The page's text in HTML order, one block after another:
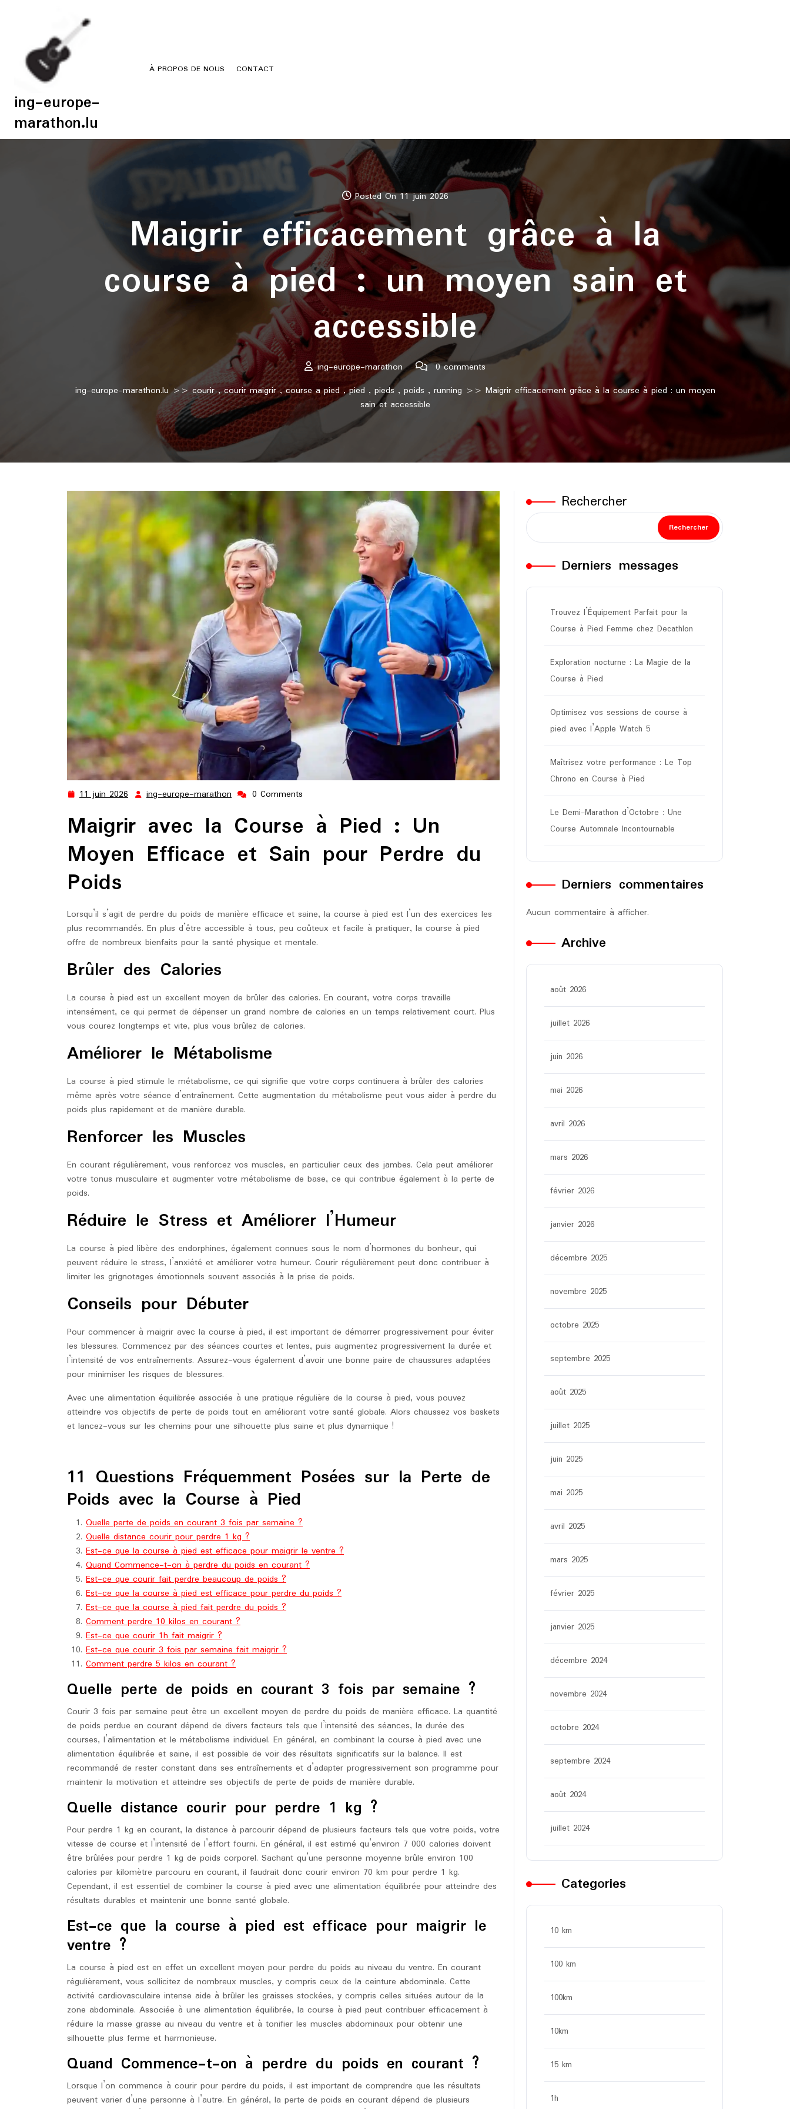
ing-europe-
marathon.lu
À PROPOS DE NOUS CONTACT
Posted On 11 juin 2026
Maigrir efficacement grâce à la
course à pied : un moyen sain et
accessible
ing-europe-marathon
0 comments
ing-europe-marathon.lu>> courir,courir maigrir,course a pied,pied , pieds, poids , running >> Maigrir efficacement grâce à la course à pied : un moyen
sain et accessible
11 juin 2026 11
2026
ing-europe-marathon ing-
marathon
0 Comments
Maigrir avec la Course à Pied : Un
Moyen Efficace et Sain pour Perdre du
Poids
Lorsqu’il s’agit de perdre du poids de manière efficace et saine, la course à pied est l’un des exercices les
plus recommandés. En plus d’être accessible à tous, peu coûteux et facile à pratiquer, la course à pied
offre de nombreux bienfaits pour la santé physique et mentale.
Brûler des Calories
La course à pied est un excellent moyen de brûler des calories. En courant, votre corps travaille
intensément, ce qui permet de dépenser un grand nombre de calories en un temps relativement court. Plus
vous courez longtemps et vite, plus vous brûlez de calories.
Améliorer le Métabolisme
La course à pied stimule le métabolisme, ce qui signifie que votre corps continuera à brûler des calories
même après votre séance d’entraînement. Cette augmentation du métabolisme peut vous aider à perdre du
poids plus rapidement et de manière durable.
Renforcer les Muscles
En courant régulièrement, vous renforcez vos muscles, en particulier ceux des jambes. Cela peut améliorer
votre tonus musculaire et augmenter votre métabolisme de base, ce qui contribue également à la perte de
poids.
Réduire le Stress et Améliorer l’Humeur
La course à pied libère des endorphines, également connues sous le nom d’hormones du bonheur, qui
peuvent réduire le stress, l’anxiété et améliorer votre humeur. Courir régulièrement peut donc contribuer à
limiter les grignotages émotionnels souvent associés à la prise de poids.
Conseils pour Débuter
Pour commencer à maigrir avec la course à pied, il est important de démarrer progressivement pour éviter
les blessures. Commencez par des séances courtes et lentes, puis augmentez progressivement la durée et
l’intensité de vos entraînements. Assurez-vous également d’avoir une bonne paire de chaussures adaptées
pour minimiser les risques de blessures.
Avec une alimentation équilibrée associée à une pratique régulière de la course à pied, vous pouvez
atteindre vos objectifs de perte de poids tout en améliorant votre santé globale. Alors chaussez vos baskets
et lancez-vous sur les chemins pour une silhouette plus saine et plus dynamique !
11 Questions Fréquemment Posées sur la Perte de
Poids avec la Course à Pied
Quelle perte de poids en courant 3 fois par semaine ?
Quelle distance courir pour perdre 1 kg ?
Est-ce que la course à pied est efficace pour maigrir le ventre ?
Quand Commence-t-on à perdre du poids en courant ?
Est-ce que courir fait perdre beaucoup de poids ?
Est-ce que la course à pied est efficace pour perdre du poids ?
Est-ce que la course à pied fait perdre du poids ?
Comment perdre 10 kilos en courant ?
Est-ce que courir 1h fait maigrir ?
Est-ce que courir 3 fois par semaine fait maigrir ?
Comment perdre 5 kilos en courant ?
Quelle perte de poids en courant 3 fois par semaine ?
Courir 3 fois par semaine peut être un excellent moyen de perdre du poids de manière efficace. La quantité
de poids perdue en courant dépend de divers facteurs tels que l’intensité des séances, la durée des
courses, l’alimentation et le métabolisme individuel. En général, en combinant la course à pied avec une
alimentation équilibrée et saine, il est possible de voir des résultats significatifs sur la balance. Il est
recommandé de rester constant dans ses entraînements et d’adapter progressivement son programme pour
maintenir la motivation et atteindre ses objectifs de perte de poids de manière durable.
Quelle distance courir pour perdre 1 kg ?
Pour perdre 1 kg en courant, la distance à parcourir dépend de plusieurs facteurs tels que votre poids, votre
vitesse de course et l’intensité de l’effort fourni. En général, il est estimé qu’environ 7 000 calories doivent
être brûlées pour perdre 1 kg de poids corporel. Sachant qu’une personne moyenne brûle environ 100
calories par kilomètre parcouru en courant, il faudrait donc courir environ 70 km pour perdre 1 kg.
Cependant, il est essentiel de combiner la course à pied avec une alimentation équilibrée pour atteindre des
résultats durables et maintenir une bonne santé globale.
Est-ce que la course à pied est efficace pour maigrir le
ventre ?
La course à pied est en effet un excellent moyen pour perdre du poids au niveau du ventre. En courant
régulièrement, vous sollicitez de nombreux muscles, y compris ceux de la ceinture abdominale. Cette
activité cardiovasculaire intense aide à brûler les graisses stockées, y compris celles situées autour de la
zone abdominale. Associée à une alimentation équilibrée, la course à pied peut contribuer efficacement à
réduire la masse grasse au niveau du ventre et à tonifier les muscles abdominaux pour obtenir une
silhouette plus ferme et harmonieuse.
Quand Commence-t-on à perdre du poids en courant ?
Lorsque l’on commence à courir pour perdre du poids, il est important de comprendre que les résultats
peuvent varier d’une personne à l’autre. En général, la perte de poids en courant dépend de plusieurs
Rechercher
Rechercher
Derniers messages
Trouvez l’Équipement Parfait pour la
Course à Pied Femme chez Decathlon
Exploration nocturne : La Magie de la
Course à Pied
Optimisez vos sessions de course à
pied avec l’Apple Watch 5
Maîtrisez votre performance : Le Top
Chrono en Course à Pied
Le Demi-Marathon d’Octobre : Une
Course Automnale Incontournable
Derniers commentaires
Aucun commentaire à afficher.
Archive
août 2026
juillet 2026
juin 2026
mai 2026
avril 2026
mars 2026
février 2026
janvier 2026
décembre 2025
novembre 2025
octobre 2025
septembre 2025
août 2025
juillet 2025
juin 2025
mai 2025
avril 2025
mars 2025
février 2025
janvier 2025
décembre 2024
novembre 2024
octobre 2024
septembre 2024
août 2024
juillet 2024
Categories
10 km
100 km
100km
10km
15 km
1h